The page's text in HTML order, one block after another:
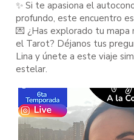
✨ Si te apasiona el
profundo, este encuentro
💌 ¿Has explorado tu mapa
el Tarot? Déjanos tus
Lina y únete a este viaje
estelar.